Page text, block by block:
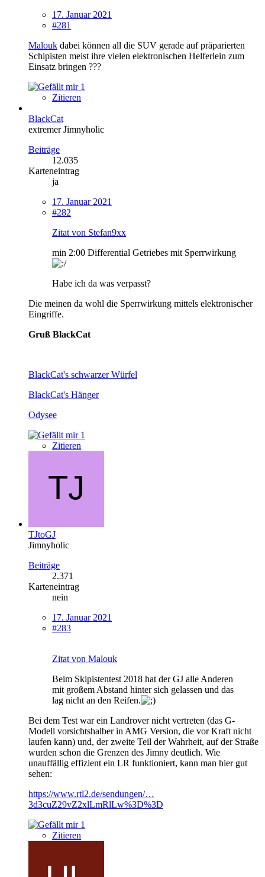
17. Januar 2021
#281
Malouk dabei können all die SUV gerade auf präparierten
Schipisten meist ihre vielen elektronischen Helferlein zum
Einsatz bringen ???
1
Zitieren
BlackCat
extremer Jimnyholic
Beiträge
12.035
Karteneintrag
ja
17. Januar 2021
#282
Zitat von Stefan9xx
min 2:00 Differential Getriebes mit Sperrwirkung
Habe ich da was verpasst?
Die meinen da wohl die Sperrwirkung mittels elektronischer
Eingriffe.
Gruß BlackCat
BlackCat's schwarzer Würfel
BlackCat's Hänger
Odysee
1
Zitieren
TJtoGJ
Jimnyholic
Beiträge
2.371
Karteneintrag
nein
17. Januar 2021
#283
Zitat von Malouk
Beim Skipistentest 2018 hat der GJ alle Anderen
mit großem Abstand hinter sich gelassen und das
lag nicht an den Reifen.
Bei dem Test war ein Landrover nicht vertreten (das G-
Modell vorsichtshalber in AMG Version, die vor Kraft nicht
laufen kann) und, der zweite Teil der Wahrheit, auf der Straße
wurden schon die Grenzen des Jimny deutlich. Wie
unauffällig effizient ein LR funktioniert, kann man hier gut
sehen:
https://www.rtl2.de/sendungen/…
3d3cuZ29vZ2xlLmRlLw%3D%3D
1
Zitieren